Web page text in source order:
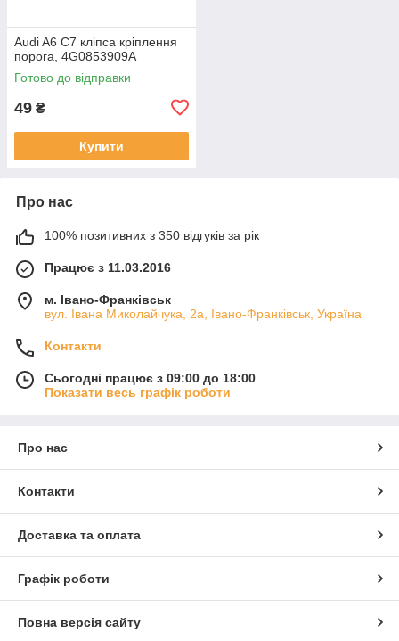
Audi A6 C7 кліпса кріплення
порога, 4G0853909A
Готово до відправки
49 ₴
Купити
Про нас
100% позитивних з 350 відгуків за рік
Працює з 11.03.2016
м. Івано-Франківськ
вул. Івана Миколайчука, 2а, Івано-Франківськ, Україна
Контакти
Сьогодні працює з 09:00 до 18:00
Показати весь графік роботи
Про нас
Контакти
Доставка та оплата
Графік роботи
Повна версія сайту